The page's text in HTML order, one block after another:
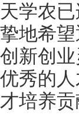
天学农
挚地希
创新创
优秀的
才培养贡